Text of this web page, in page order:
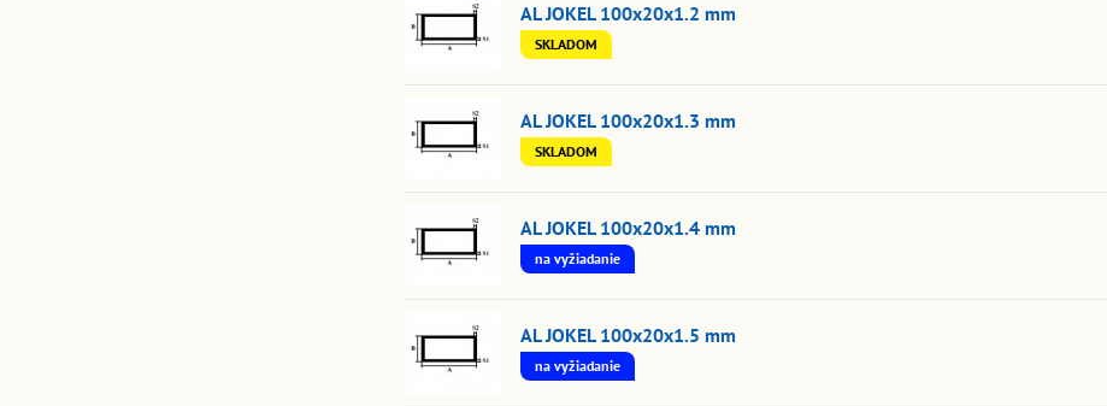
AL JOKEL 100x20x1.2 mm
SKLADOM
AL JOKEL 100x20x1.3 mm
SKLADOM
AL JOKEL 100x20x1.4 mm
na vyžiadanie
AL JOKEL 100x20x1.5 mm
na vyžiadanie